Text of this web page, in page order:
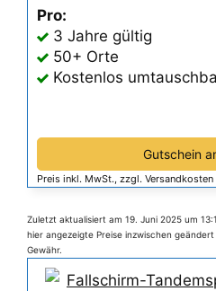
Pro:
3 Jahre gültig
50+ Orte
Kostenlos
Gutschein
Preis inkl. MwSt., zzgl. Versandkosten
Zuletzt aktualisiert am 19. Juni 2025 um
hier angezeigte Preise inzwischen
Gewähr.